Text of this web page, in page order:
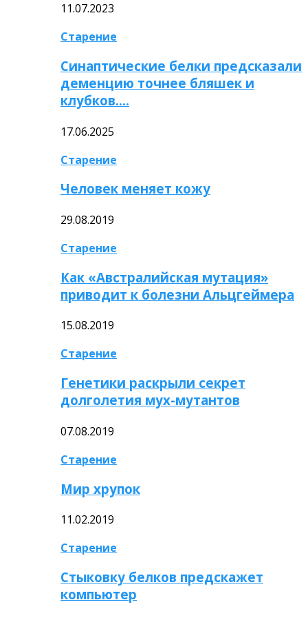
11.07.2023
Старение
Синаптические белки предсказали
деменцию точнее бляшек и
клубков….
17.06.2025
Старение
Человек меняет кожу
29.08.2019
Старение
Как «Австралийская мутация»
приводит к болезни Альцгеймера
15.08.2019
Старение
Генетики раскрыли секрет
долголетия мух-мутантов
07.08.2019
Старение
Мир хрупок
11.02.2019
Старение
Стыковку белков предскажет
компьютер